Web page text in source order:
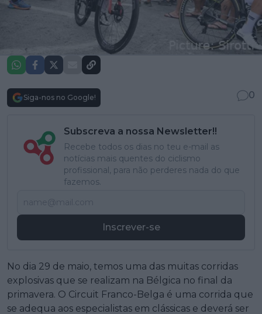
Siga-nos no Google! 0
Subscreva a nossa Newsletter!!
Recebe todos os dias no teu e-mail as
notícias mais quentes do ciclismo
profissional, para não perderes nada do que
fazemos.
Inscrever-se
No dia 29 de maio, temos uma das muitas corridas
explosivas que se realizam na Bélgica no final da
primavera. O Circuit Franco-Belga é uma corrida que
se adequa aos especialistas em clássicas e deverá ser